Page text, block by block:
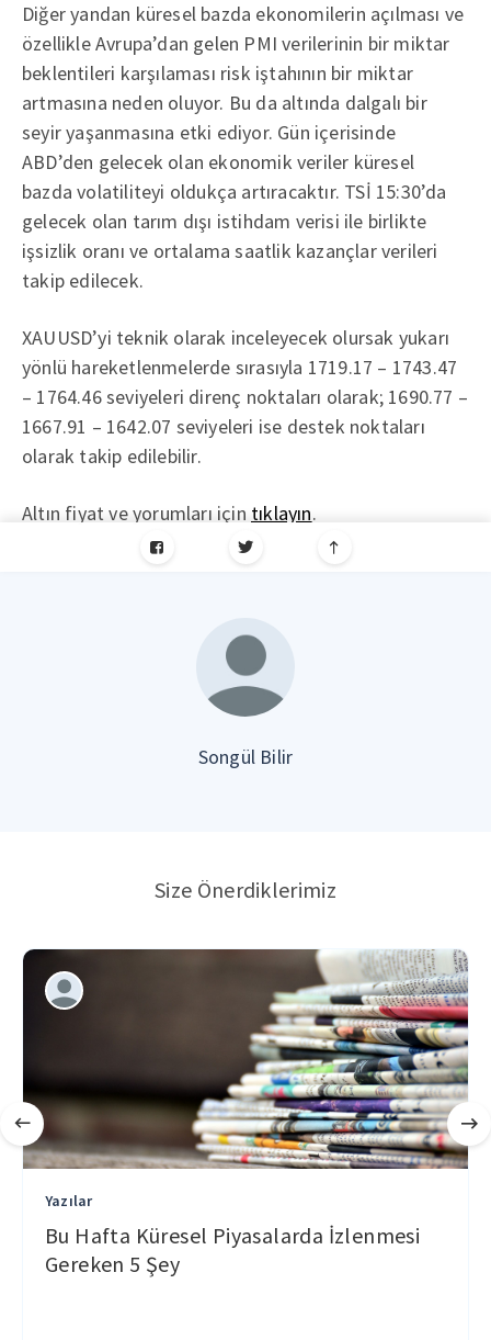
Diğer yandan küresel bazda ekonomilerin açılması ve
özellikle Avrupa’dan gelen PMI verilerinin bir miktar
beklentileri karşılaması risk iştahının bir miktar
artmasına neden oluyor. Bu da altında dalgalı bir
seyir yaşanmasına etki ediyor. Gün içerisinde
ABD’den gelecek olan ekonomik veriler küresel
bazda volatiliteyi oldukça artıracaktır. TSİ 15:30’da
gelecek olan tarım dışı istihdam verisi ile birlikte
işsizlik oranı ve ortalama saatlik kazançlar verileri
takip edilecek.
XAUUSD’yi teknik olarak inceleyecek olursak yukarı
yönlü hareketlenmelerde sırasıyla 1719.17 – 1743.47
– 1764.46 seviyeleri direnç noktaları olarak; 1690.77 –
1667.91 – 1642.07 seviyeleri ise destek noktaları
olarak takip edilebilir.
Altın fiyat ve yorumları için tıklayın.
Songül Bilir
Size Önerdiklerimiz
Yazılar
Bu Hafta Küresel Piyasalarda İzlenmesi
Gereken 5 Şey